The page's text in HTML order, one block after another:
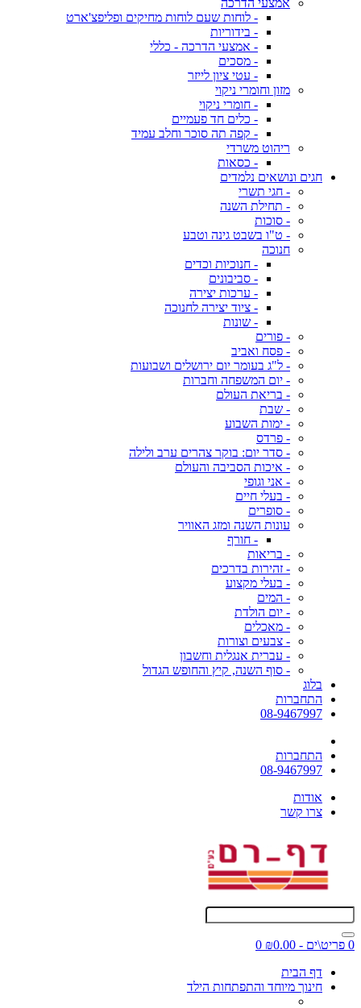
אמצעי הדרכה
- לוחות שעם לוחות מחיקים ופליפצ'ארט
- בידוריות
- אמצעי הדרכה - כללי
- מסכים
- עטי ציון לייזר
מזון וחומרי ניקוי
- חומרי ניקוי
- כלים חד פעמיים
- קפה תה סוכר וחלב עמיד
ריהוט משרדי
- כסאות
חגים ונושאים נלמדים
- חגי תשרי
- תחילת השנה
- סוכות
- ט"ו בשבט גינה וטבע
חנוכה
- חנוכיות וכדים
- סביבונים
- ערכות יצירה
- ציוד יצירה לחנוכה
- שונות
- פורים
- פסח ואביב
- ל"ג בעומר יום ירושלים ושבועות
- יום המשפחה וחברות
- בריאת העולם
- שבת
- ימות השבוע
- פרדס
- סדר יום: בוקר צהרים ערב ולילה
- איכות הסביבה והעולם
- אני וגופי
- בעלי חיים
- סופרים
עונות השנה ומזג האוויר
- חורף
- בריאות
- זהירות בדרכים
- בעלי מקצוע
- המים
- יום הולדת
- מאכלים
- צבעים וצורות
- עברית אנגלית וחשבון
- סוף השנה, קיץ והחופש הגדול
בלוג
התחברות
08-9467997
התחברות
08-9467997
אודות
צרו קשר
0 פריט\ים - ₪0.00
0
דף הבית
חינוך מיוחד והתפתחות הילד